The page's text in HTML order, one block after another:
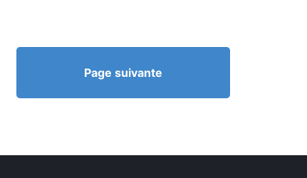
Page suivante